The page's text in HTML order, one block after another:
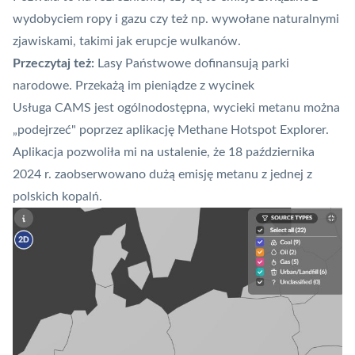
wydobyciem ropy i gazu czy też np. wywołane naturalnymi
zjawiskami, takimi jak erupcje wulkanów.
Przeczytaj też: Lasy Państwowe dofinansują parki
narodowe. Przekażą im pieniądze z wycinek
Usługa CAMS jest ogólnodostępna, wycieki metanu można
„podejrzeć" poprzez aplikację Methane Hotspot Explorer.
Aplikacja pozwoliła mi na ustalenie, że 18 października
2024 r. zaobserwowano dużą emisję metanu z jednej z
polskich kopalń.